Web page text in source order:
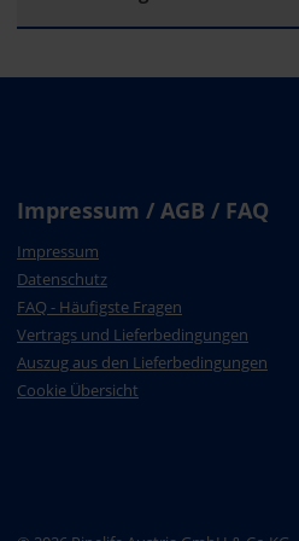
Impressum / AGB / FAQ
Impressum
Datenschutz
FAQ - Häufigste Fragen
Vertrags und Lieferbedingungen
Auszug aus den Lieferbedingungen
Cookie Übersicht